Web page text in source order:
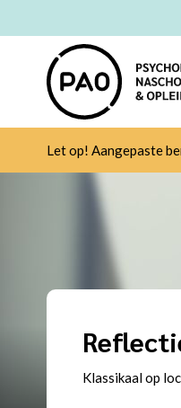
Let op! Aangepaste
Klassikaal op